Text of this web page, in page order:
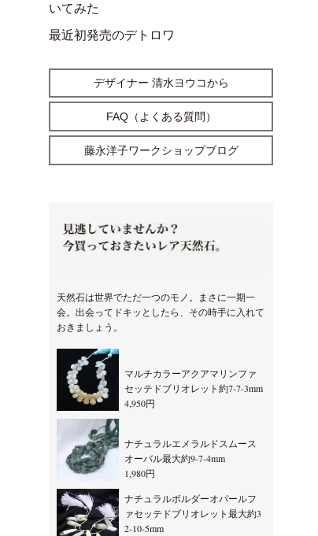
いてみた
最近初発売のデトロワ
デザイナー 清水ヨウコから
FAQ（よくある質問）
藤永洋子ワークショップブログ
天然石は世界でただ一つのモノ。まさに一期一
会。出会ってドキッとしたら、その時手に入れて
おきましょう。
マルチカラーアクアマリンファ
セッテドブリオレット約7-7-3mm
4,950円
ナチュラルエメラルドスムース
オーバル最大約9-7-4mm
1,980円
ナチュラルボルダーオパールフ
ァセッテドブリオレット最大約3
2-10-5mm